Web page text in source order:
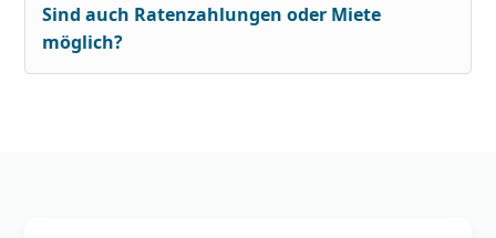
Sind auch Ratenzahlungen oder Miete
möglich?